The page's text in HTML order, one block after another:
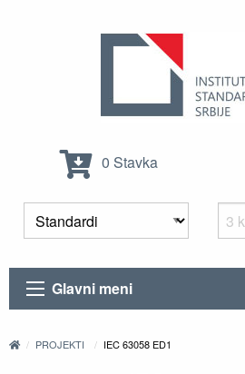
0 Stavka
Glavni meni
PROJEKTI IEC 63058 ED1